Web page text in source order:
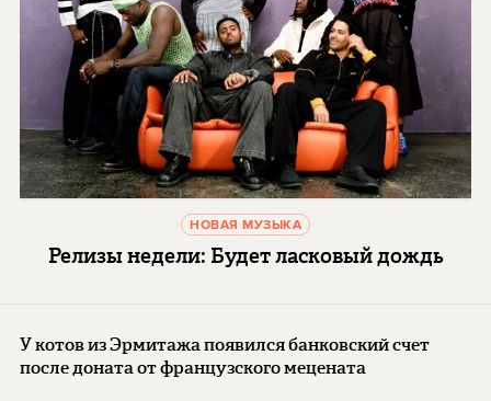
НОВАЯ МУЗЫКА
Релизы недели: Будет ласковый дождь
У котов из Эрмитажа появился банковский счет
после доната от французского мецената